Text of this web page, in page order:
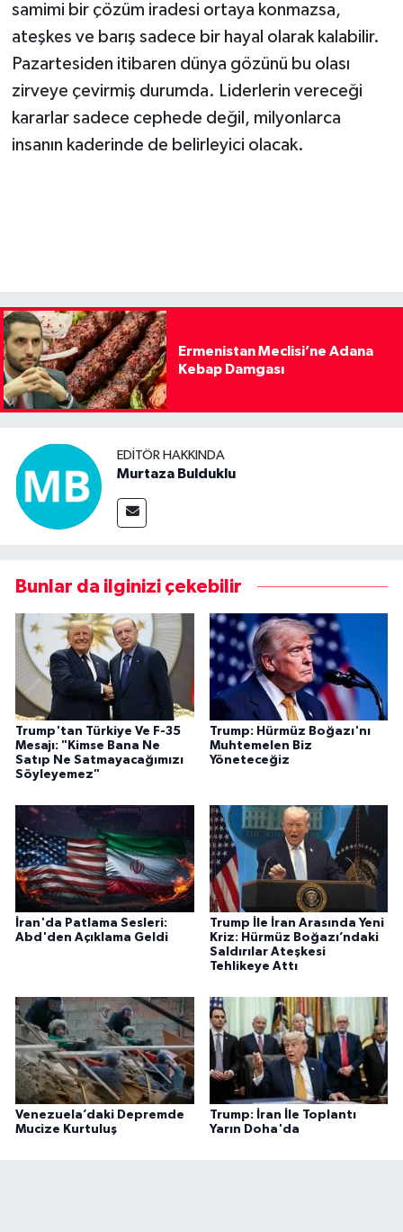
samimi bir çözüm iradesi ortaya konmazsa,
ateşkes ve barış sadece bir hayal olarak kalabilir.
Pazartesiden itibaren dünya gözünü bu olası
zirveye çevirmiş durumda. Liderlerin vereceği
kararlar sadece cephede değil, milyonlarca
insanın kaderinde de belirleyici olacak.
Ermenistan Meclisi’ne Adana
Kebap Damgası
EDITÖR HAKKINDA
Murtaza Bulduklu
Bunlar da ilginizi çekebilir
Trump'tan Türkiye Ve F-35
Mesajı: "Kimse Bana Ne
Satıp Ne Satmayacağımızı
Söyleyemez"
Trump: Hürmüz Boğazı'nı
Muhtemelen Biz
Yöneteceğiz
İran'da Patlama Sesleri:
Abd'den Açıklama Geldi
Trump İle İran Arasında Yeni
Kriz: Hürmüz Boğazı’ndaki
Saldırılar Ateşkesi
Tehlikeye Attı
Venezuela’daki Depremde
Mucize Kurtuluş
Trump: İran İle Toplantı
Yarın Doha'da